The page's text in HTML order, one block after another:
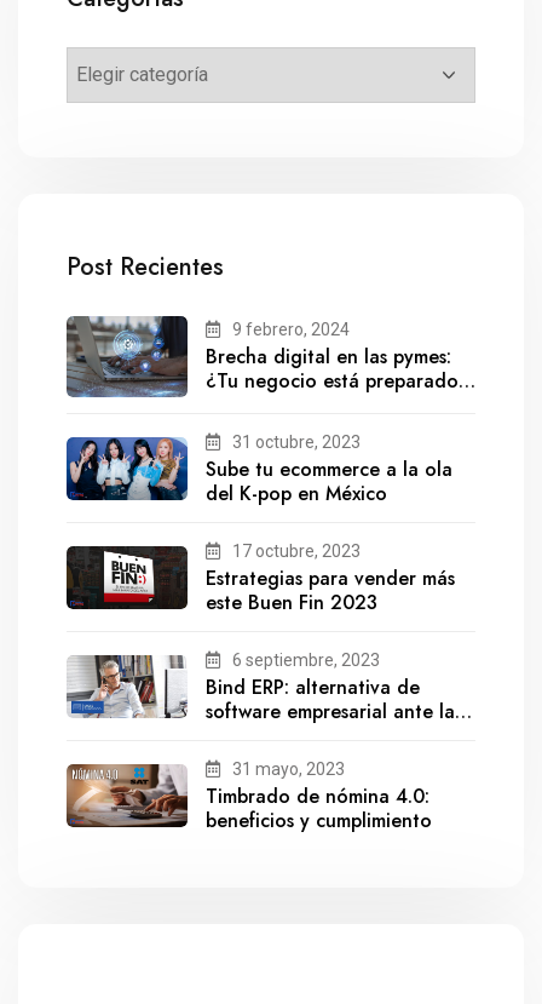
Post Recientes
9 febrero, 2024
Brecha digital en las pymes:
¿Tu negocio está preparado
31 octubre, 2023
Sube tu ecommerce a la ola
del K-pop en México
17 octubre, 2023
Estrategias para vender más
este Buen Fin 2023
6 septiembre, 2023
Bind ERP: alternativa de
software empresarial ante la
31 mayo, 2023
Timbrado de nómina 4.0:
beneficios y cumplimiento